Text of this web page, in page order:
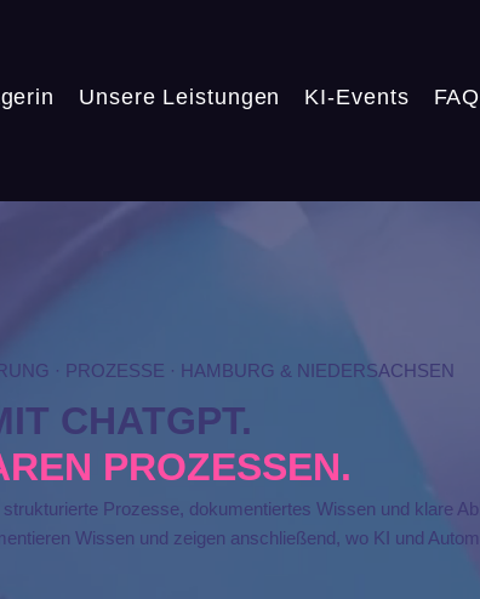
Unsere Leistungen KI-Events FAQ
· PROZESSE · HAMBURG & NIEDERSACHSEN
CHATGPT.
PROZESSEN.
Prozesse, dokumentiertes Wissen und klare
Wissen und zeigen anschließend, wo KI und